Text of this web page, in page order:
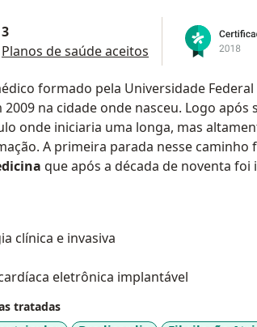
3
Planos de saúde aceitos
formado pela Universidade Federal
2009 na cidade onde nasceu. Logo
onde iniciaria uma longa, mas
A primeira parada nesse caminho
que após a década de noventa foi
de São Paulo. Lá cursou a
seguida, iniciou a residência em
de Medicina da USP
o InCor proporcionou enorme
Foi selecionado pela Sociedade
especialização emEletrofiosiologia
na renomada McGill University em
de 2 anos, ele teve a oportunidade de
clínica e invasiva
eletrônica implantável
tratadas